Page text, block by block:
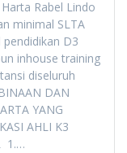
Rabel Lindo
minimal SLTA
D3
inhouse training
diseluruh
DAN
YANG
AHLI K3
1.…